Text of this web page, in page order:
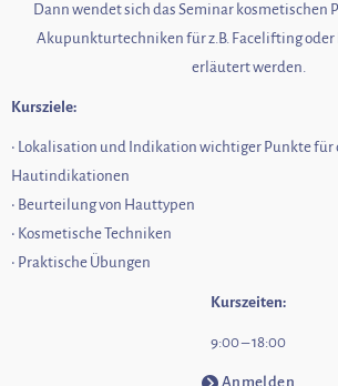
Dann wendet sich das Seminar kosmetischen
Akupunkturtechniken für z.B. Facelifting
erläutert werden.
Kursziele:
• Lokalisation und Indikation wichtiger Punkte für
Hautindikationen
• Beurteilung von Hauttypen
• Kosmetische Techniken
• Praktische Übungen
Kurszeiten:
9:00 – 18:00
Anmelden